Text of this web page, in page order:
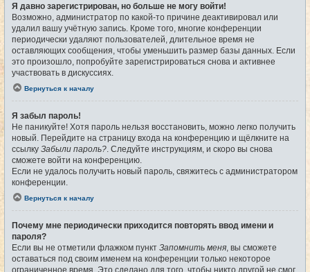
Я давно зарегистрирован, но больше не могу войти!
Возможно, администратор по какой-то причине деактивировал или
удалил вашу учётную запись. Кроме того, многие конференции
периодически удаляют пользователей, длительное время не
оставляющих сообщения, чтобы уменьшить размер базы данных. Если
это произошло, попробуйте зарегистрироваться снова и активнее
участвовать в дискуссиях.
Вернуться к началу
Я забыл пароль!
Не паникуйте! Хотя пароль нельзя восстановить, можно легко получить
новый. Перейдите на страницу входа на конференцию и щёлкните на
ссылку Забыли пароль? . Следуйте инструкциям, и скоро вы снова
сможете войти на конференцию.
Если не удалось получить новый пароль, свяжитесь с администратором
конференции.
Вернуться к началу
Почему мне периодически приходится повторять ввод имени и
пароля?
Если вы не отметили флажком пункт Запомнить меня , вы сможете
оставаться под своим именем на конференции только некоторое
ограниченное время. Это сделано для того, чтобы никто другой не смог